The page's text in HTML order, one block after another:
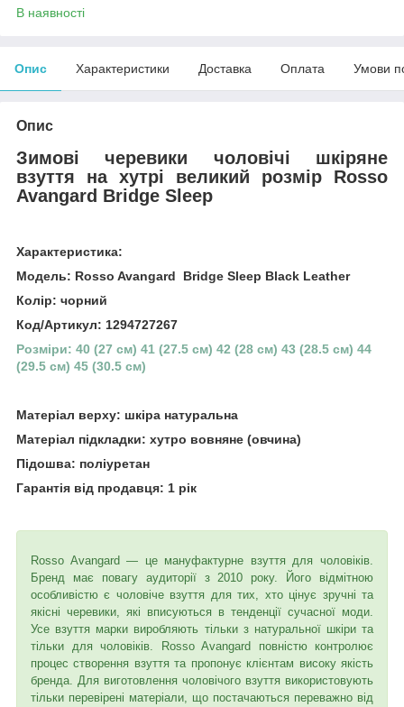
В наявності
Опис Характеристики Доставка Оплата Умови
Опис
Зимові черевики чоловічі шкіряне
взуття на хутрі великий розмір Rosso
Avangard Bridge Sleep
Характеристика:
Модель: Rosso Avangard Bridge Sleep Black Leather
Колір: чорний
Код/Артикул: 1294727267
Розміри: 40 (27 см) 41 (27.5 см) 42 (28 см) 43 (28.5 см) 44
(29.5 см) 45 (30.5 см)
Матеріал верху: шкіра натуральна
Матеріал підкладки: хутро вовняне (овчина)
Підошва: поліуретан
Гарантія від продавця: 1 рік
Rosso Avangard — це мануфактурне взуття для чоловіків.
Бренд має повагу аудиторії з 2010 року. Його відмітною
особливістю є чоловіче взуття для тих, хто цінує зручні та
якісні черевики, які вписуються в тенденції сучасної моди.
Усе взуття марки виробляють тільки з натуральної шкіри та
тільки для чоловіків. Rosso Avangard повністю контролює
процес створення взуття та пропонує клієнтам високу якість
бренда. Для виготовлення чоловічого взуття використовують
тільки перевірені матеріали, що постачаються переважно від